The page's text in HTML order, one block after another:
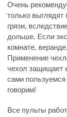
Очень
только
грязи,
дольше. Если
комнате,
Применение
чехол защищает
сами
говорим!
Все пульты